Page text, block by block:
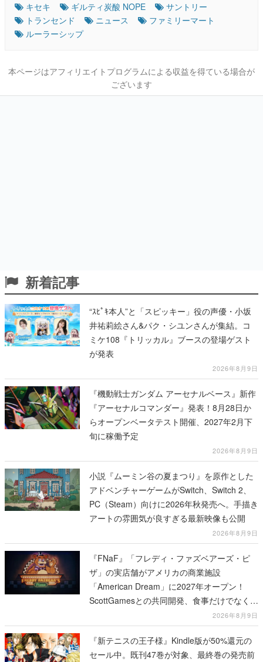
キセキ
ギルティ炭酸 NOPE
サントリー
トランセンド
ニュース
ファミリーマート
ルーラーシップ
本ページはアフィリエイトプログラムによる収益を得ている場合が
ございます
新着記事
“ｽﾋﾟｷ本人”と「スピッキー」役の声優・小坂
井祐莉絵さん&パク・シユンさんが集結。コ
ミケ108『トリッカル』ブースの登場ゲスト
が発表
2026年8月9日
『機動戦士ガンダム アーセナルベース』新作
『アーセナルコマンダー』発表！8月28日か
らオープンベータテスト開催、2027年2月下
旬に稼働予定
2026年8月9日
小説『ムーミン谷の夏まつり』を原作とした
アドベンチャーゲームがSwitch、Switch 2、
PC（Steam）向けに2026年秋発売へ。手描き
アートの雰囲気が良すぎる最新映像も公開
2026年8月9日
『FNaF』「フレディ・ファズベアーズ・ピ
ザ」の実店舗がアメリカの商業施設
「American Dream」に2027年オープン！
ScottGamesとの共同開発、食事だけでなくス
テージショーや没入型のホラー体験も楽しめ
る
2026年8月9日
『新テニスの王子様』Kindle版が50%還元の
セール中。既刊47巻が対象、最終巻の発売前